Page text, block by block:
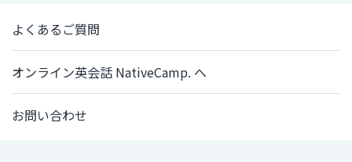
よくあるご質問
オンライン英会話 NativeCamp. へ
お問い合わせ